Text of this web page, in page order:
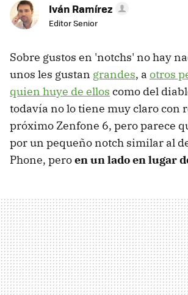
Iván Ramírez
Editor Senior
Sobre gustos en 'notchs' no hay
unos les gustan grandes, a otros
quien huye de ellos como del
todavía no lo tiene muy claro con
próximo Zenfone 6, pero parece
por un pequeño notch similar al
Phone, peroen un lado en lugar